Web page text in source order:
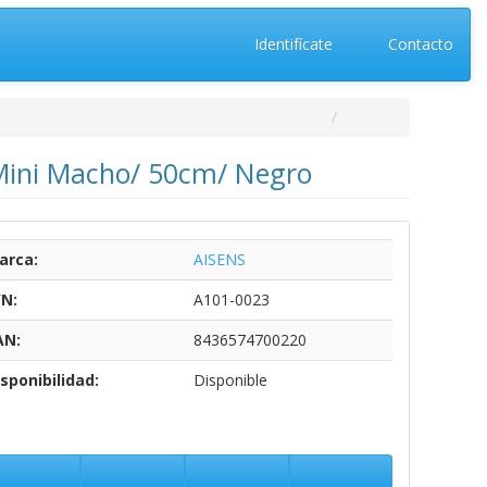
Identifícate Contacto
Macho/ 50cm/ Negro
AISENS
A101-0023
8436574700220
Disponible